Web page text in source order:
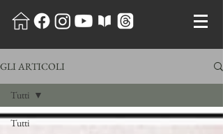
GLI ARTICOLI
Tutti
Tutti